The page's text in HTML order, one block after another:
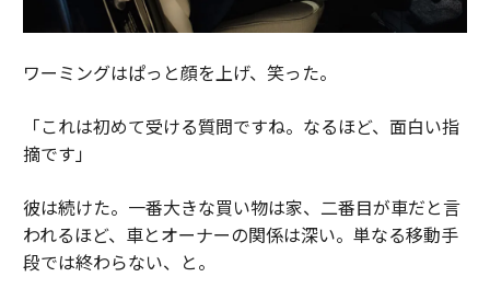
ワーミングはぱっと顔を上げ、笑った。
「これは初めて受ける質問ですね。なるほど、面白い指
摘です」
彼は続けた。一番大きな買い物は家、二番目が車だと言
われるほど、車とオーナーの関係は深い。単なる移動手
段では終わらない、と。